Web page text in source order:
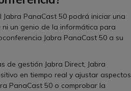
PanaCast 50 podrá iniciar una
un genio de la informática para
Jabra PanaCast 50 a su
de gestión Jabra Direct, Jabra
en tiempo real y ajustar aspectos
PanaCast 50 o comprobar la